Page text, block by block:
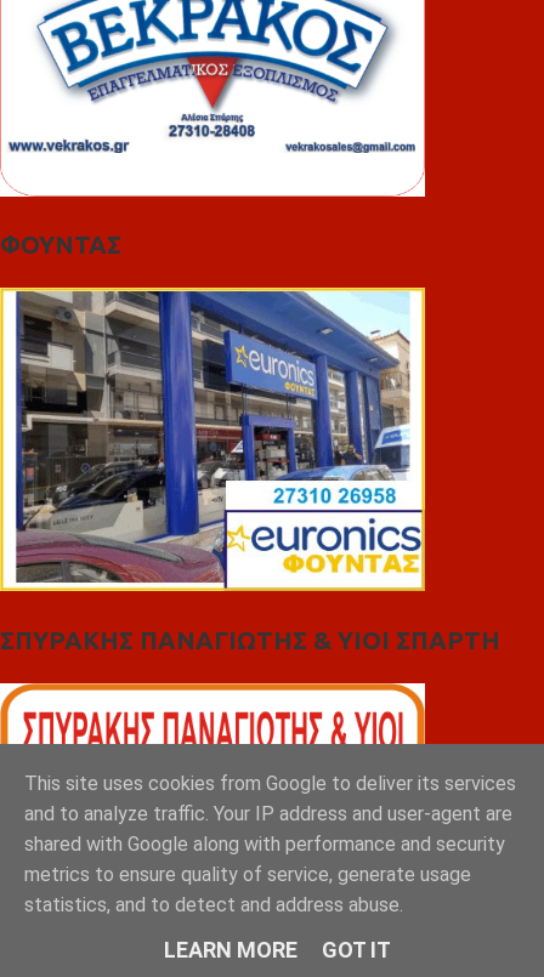
ΦΟΥΝΤΑΣ
ΣΠΥΡΑΚΗΣ ΠΑΝΑΓΙΩΤΗΣ & YIOI ΣΠΑΡΤΗ
This site uses cookies from Google to deliver its services
and to analyze traffic. Your IP address and user-agent are
shared with Google along with performance and security
metrics to ensure quality of service, generate usage
statistics, and to detect and address abuse.
LEARN MORE GOT IT